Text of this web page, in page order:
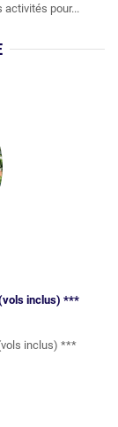
activités pour...
inclus) ***
inclus) ***